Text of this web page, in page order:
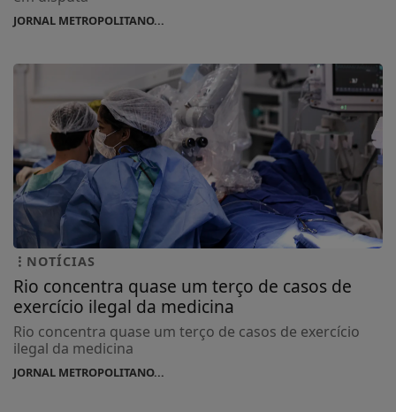
JORNAL METROPOLITANO...
NOTÍCIAS
Rio concentra quase um terço de casos de
exercício ilegal da medicina
Rio concentra quase um terço de casos de exercício
ilegal da medicina
JORNAL METROPOLITANO...